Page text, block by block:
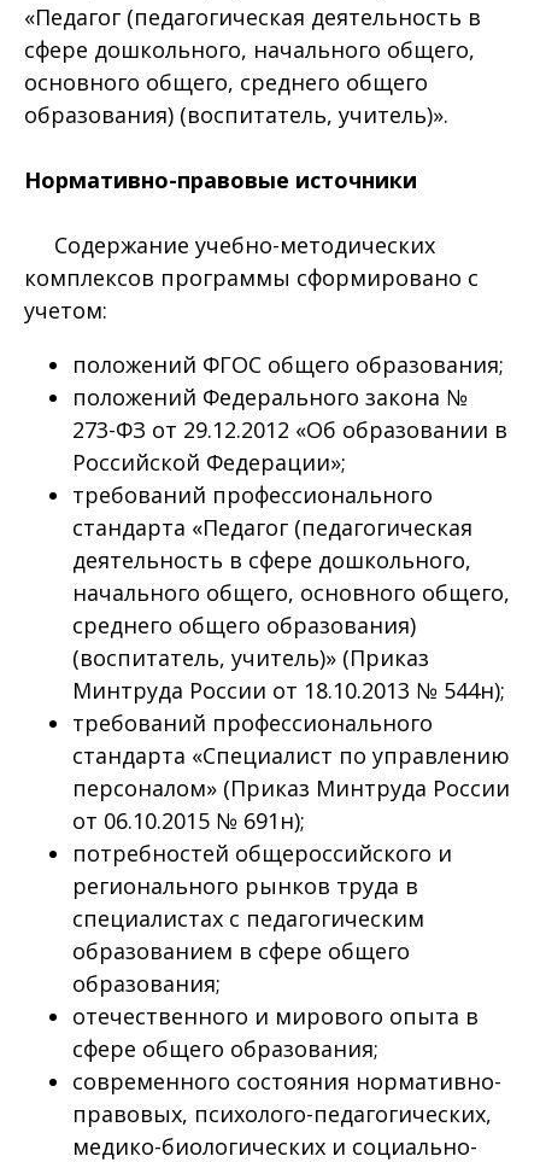
«Педагог (педагогическая деятельность в
сфере дошкольного, начального общего,
основного общего, среднего общего
образования) (воспитатель, учитель)».
Нормативно-правовые источники
Содержание учебно-методических
комплексов программы сформировано с
учетом:
положений ФГОС общего образования;
положений Федерального закона №
273-ФЗ от 29.12.2012 «Об образовании в
Российской Федерации»;
требований профессионального
стандарта «Педагог (педагогическая
деятельность в сфере дошкольного,
начального общего, основного общего,
среднего общего образования)
(воспитатель, учитель)» (Приказ
Минтруда России от 18.10.2013 № 544н);
требований профессионального
стандарта «Специалист по управлению
персоналом» (Приказ Минтруда России
от 06.10.2015 № 691н);
потребностей общероссийского и
регионального рынков труда в
специалистах с педагогическим
образованием в сфере общего
образования;
отечественного и мирового опыта в
сфере общего образования;
современного состояния нормативно-
правовых, психолого-педагогических,
медико-биологических и социально-